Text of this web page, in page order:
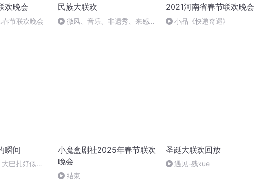
欢晚会
节联欢晚会
民族大联欢
微风、音乐、非遗秀、来感受
2021河南省春节联欢晚会
小品《快递奇遇》
瞬间
巴扎好似温
小魔盒剧社2025年春节联欢
晚会
结束
圣诞大联欢回放
遇见-残xue